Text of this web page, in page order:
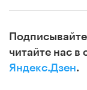
читайте нас в
Яндекс.Дзен.